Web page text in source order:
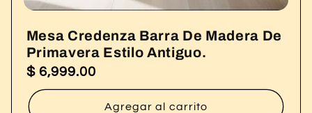
Mesa Credenza Barra De Madera De
Primavera Estilo Antiguo.
Precio
habitual
$ 6,999.00
Agregar al carrito